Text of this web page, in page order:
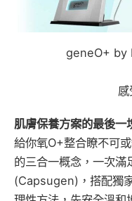
geneO+ by
肌膚保養方案的最後一
給你氧O+整合瞭不可
的三合一概念，一次滿
(Capsugen)，搭配獨